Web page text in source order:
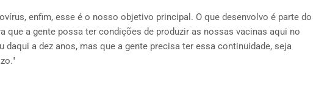
enfim, esse é o nosso objetivo principal. O que desenvolvo é parte do
que a gente possa ter condições de produzir as nossas vacinas aqui no
daqui a dez anos, mas que a gente precisa ter essa continuidade, seja